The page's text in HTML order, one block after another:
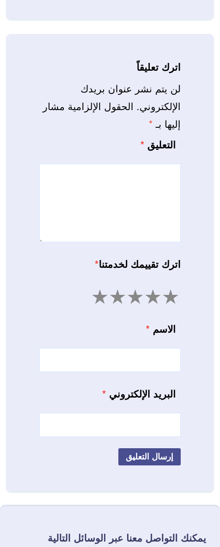
اترك تعليقاً
لن يتم نشر عنوان بريدك
الإلكتروني. الحقول الإلزامية مشار
إليها بـ *
التعليق *
اترك تقييمك لخدمتنا*
4 3 2 1
الاسم *
البريد الإلكتروني *
يمكنك التواصل معنا عبر الوسائل التالية